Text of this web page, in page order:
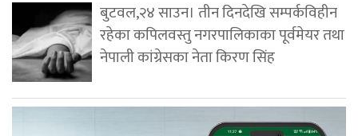
बुटवल,२४ साउन। तीन दिनदेखि सम्पर्कविहीन
रहेका कपिलवस्तु नगरपालिकाका पूर्वमेयर तथा
नेपाली कांग्रेसका नेता किरण सिंह